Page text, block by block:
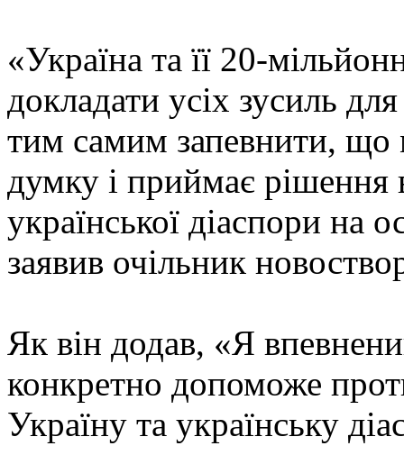
«Україна та її 20-
докладати усіх зусиль
тим самим запевнити, що
думку і приймає рішення
української діаспори на
заявив очільник
Як він додав, «Я
конкретно допоможе
Україну та українську